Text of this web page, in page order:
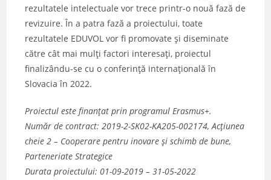
rezultatele intelectuale vor trece printr-o nouă fază de
revizuire. În a patra fază a proiectului, toate
rezultatele EDUVOL vor fi promovate și diseminate
către cât mai mulți factori interesați, proiectul
finalizându-se cu o conferință internațională în
Slovacia în 2022.
Proiectul este finanțat prin programul Erasmus+.
Număr de contract: 2019-2-SK02-KA205-002174, Acțiunea
cheie 2 – Cooperare pentru inovare și schimb de bune,
Parteneriate Strategice
Durata proiectului: 01-09-2019 – 31-05-2022